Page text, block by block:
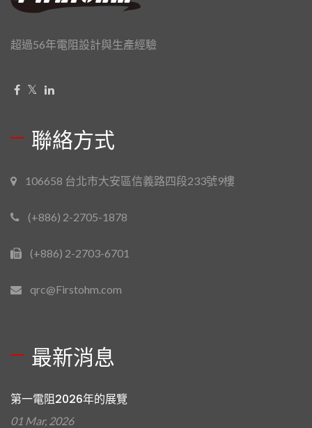
超過56年電阻設計與生產經驗
聯絡方式
106658 台北市大安區信義路四段233號9樓
(+886) 2-2705-1878
(+886) 2-2703-6701
qrc@Firstohm.com
最新消息
第一電阻2026年的展覽
01 Mar, 2026